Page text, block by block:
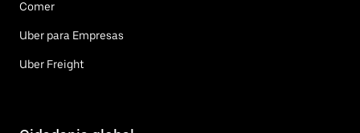
Comer
Uber para Empresas
Uber Freight